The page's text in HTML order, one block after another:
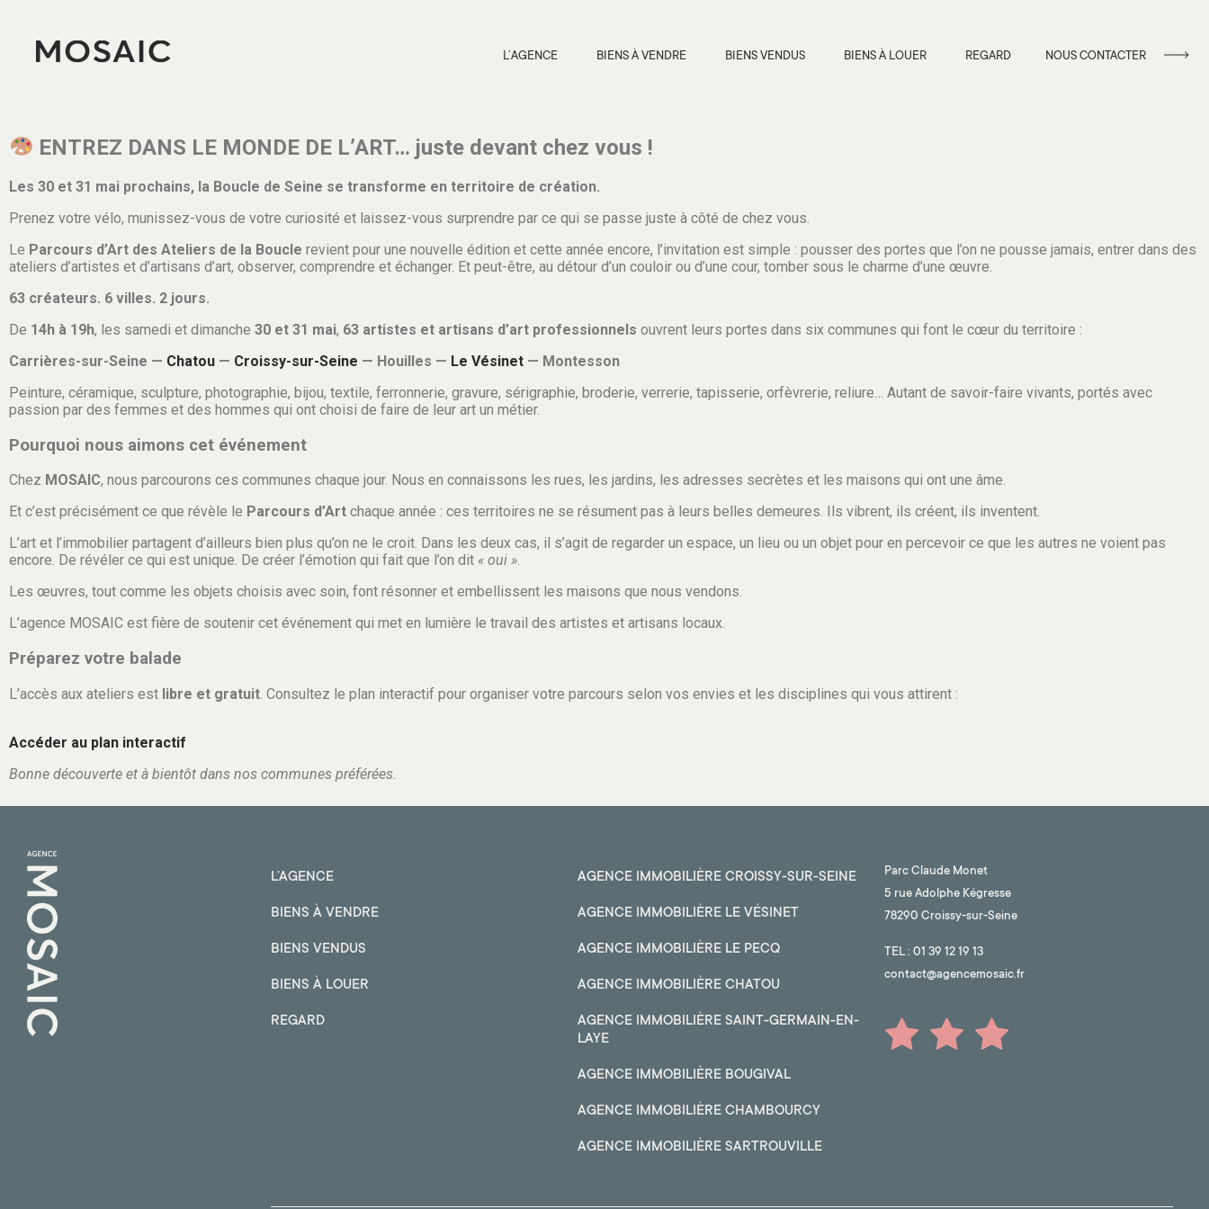
L’AGENCE BIENS À VENDRE BIENS VENDUS BIENS À LOUER REGARD NOUS CONTACTER
ENTREZ DANS LE MONDE DE L’ART… juste devant chez vous !
Les 30 et 31 mai prochains, la Boucle de Seine se transforme en territoire de création.
Prenez votre vélo, munissez-vous de votre curiosité et laissez-vous surprendre par ce qui se passe juste à côté de chez vous.
Le Parcours d’Art des Ateliers de la Boucle revient pour une nouvelle édition et cette année encore, l’invitation est simple : pousser des portes que l’on ne pousse jamais, entrer dans des
ateliers d’artistes et d’artisans d’art, observer, comprendre et échanger. Et peut-être, au détour d’un couloir ou d’une cour, tomber sous le charme d’une œuvre.
63 créateurs. 6 villes. 2 jours.
De 14h à 19h, les samedi et dimanche 30 et 31 mai, 63 artistes et artisans d’art professionnels ouvrent leurs portes dans six communes qui font le cœur du territoire :
Carrières-sur-Seine — Chatou — Croissy-sur-Seine — Houilles — Le Vésinet — Montesson
Peinture, céramique, sculpture, photographie, bijou, textile, ferronnerie, gravure, sérigraphie, broderie, verrerie, tapisserie, orfèvrerie, reliure… Autant de savoir-faire vivants, portés avec
passion par des femmes et des hommes qui ont choisi de faire de leur art un métier.
Pourquoi nous aimons cet événement
Chez MOSAIC, nous parcourons ces communes chaque jour. Nous en connaissons les rues, les jardins, les adresses secrètes et les maisons qui ont une âme.
Et c’est précisément ce que révèle le Parcours d’Art chaque année : ces territoires ne se résument pas à leurs belles demeures. Ils vibrent, ils créent, ils inventent.
L’art et l’immobilier partagent d’ailleurs bien plus qu’on ne le croit. Dans les deux cas, il s’agit de regarder un espace, un lieu ou un objet pour en percevoir ce que les autres ne voient pas
encore. De révéler ce qui est unique. De créer l’émotion qui fait que l’on dit « oui ».
Les œuvres, tout comme les objets choisis avec soin, font résonner et embellissent les maisons que nous vendons.
L’agence MOSAIC est fière de soutenir cet événement qui met en lumière le travail des artistes et artisans locaux.
Préparez votre balade
L’accès aux ateliers est libre et gratuit . Consultez le plan interactif pour organiser votre parcours selon vos envies et les disciplines qui vous attirent :
Accéder au plan interactif
Bonne découverte et à bientôt dans nos communes préférées.
L’AGENCE
BIENS À VENDRE
BIENS VENDUS
BIENS À LOUER
REGARD
AGENCE IMMOBILIÈRE CROISSY-SUR-SEINE
AGENCE IMMOBILIÈRE LE VÉSINET
AGENCE IMMOBILIÈRE LE PECQ
AGENCE IMMOBILIÈRE CHATOU
AGENCE IMMOBILIÈRE SAINT-GERMAIN-EN-
LAYE
AGENCE IMMOBILIÈRE BOUGIVAL
AGENCE IMMOBILIÈRE CHAMBOURCY
AGENCE IMMOBILIÈRE SARTROUVILLE
Parc Claude Monet
5 rue Adolphe Kégresse
78290 Croissy-sur-Seine
TEL : 01 39 12 19 13
contact@agencemosaic.fr